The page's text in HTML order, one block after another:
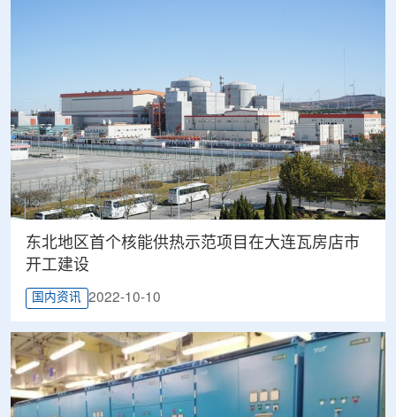
东北地区首个核能供热示范项目在大连瓦房店市
开工建设
国内资讯 2022-10-10